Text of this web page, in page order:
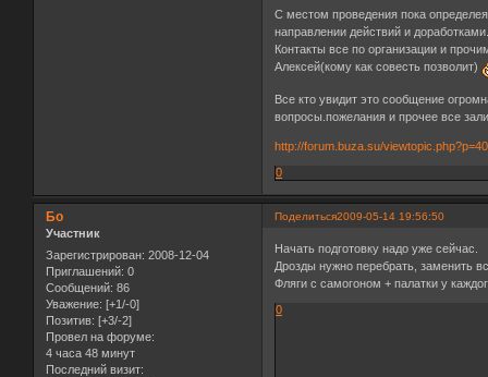
С местом проведения пока
направлении действий и
Контакты все по организации и
Алексей(кому как совесть позволит)
Все кто увидит это сообщение
вопросы.пожелания и прочее все
http://forum.buza.su/
0
Поделиться2009-05-14 19:56:50
Бо
Участник
Зарегистрирован: 2008-12-04
Приглашений: 0
Сообщений: 86
Уважение: [+1/-0]
Позитив: [+3/-2]
Провел на форуме:
4 часа 48 минут
Последний визит:
Начать подготовку надо уже сейчас.
Дрозды нужно перебрать, заменить
Фляги с самогоном + палатки у
0